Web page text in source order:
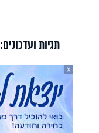
תגיות ועדכונים:
X